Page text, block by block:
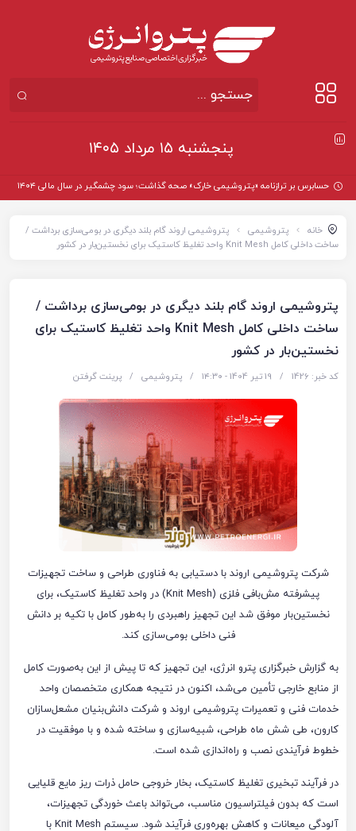
پنجشنبه ۱۵ مرداد ۱۴۰۵
حسابرس بر ترازنامه «پتروشیمی خارک» صحه گذاشت؛ سود چشمگیر در سال مالی ۱۴۰۴
خانه پتروشیمی
پتروشیمی اروند گام بلند دیگری در بومی‌سازی برداشت /
ساخت داخلی کامل Knit Mesh واحد تغلیظ کاستیک برای نخستین‌بار در کشور
پتروشیمی اروند گام بلند دیگری در بومی‌سازی برداشت /
ساخت داخلی کامل Knit Mesh واحد تغلیظ کاستیک برای
نخستین‌بار در کشور
کد خبر: 1426 / 19 تیر 1404 - ۱۴:۳۰ / پتروشیمی / پرینت گرفتن
شرکت پتروشیمی اروند با دستیابی به فناوری طراحی و ساخت تجهیزات
پیشرفته مش‌بافی فلزی (Knit Mesh) در واحد تغلیظ کاستیک، برای
نخستین‌بار موفق شد این تجهیز راهبردی را به‌طور کامل با تکیه بر دانش
فنی داخلی بومی‌سازی کند.
به گزارش خبرگزاری پترو انرژی، این تجهیز که تا پیش از این به‌صورت کامل
از منابع خارجی تأمین می‌شد، اکنون در نتیجه همکاری متخصصان واحد
خدمات فنی و تعمیرات پتروشیمی اروند و شرکت دانش‌بنیان مشعل‌سازان
کارون، طی شش ماه طراحی، شبیه‌سازی و ساخته شده و با موفقیت در
خطوط فرآیندی نصب و راه‌اندازی شده است.
در فرآیند تبخیری تغلیظ کاستیک، بخار خروجی حامل ذرات ریز مایع قلیایی
است که بدون فیلتراسیون مناسب، می‌تواند باعث خوردگی تجهیزات،
آلودگی میعانات و کاهش بهره‌وری فرآیند شود. سیستم Knit Mesh با